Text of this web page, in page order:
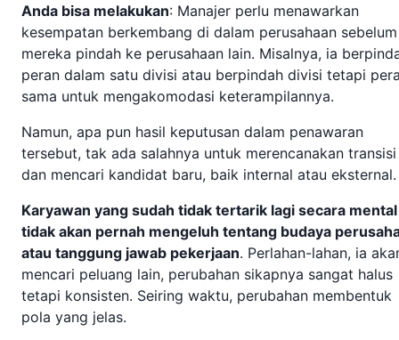
Anda bisa melakukan: Manajer perlu menawarkan
kesempatan berkembang di dalam perusahaan sebelum
mereka pindah ke perusahaan lain. Misalnya, ia
peran dalam satu divisi atau berpindah divisi tetapi
sama untuk mengakomodasi keterampilannya.
Namun, apa pun hasil keputusan dalam penawaran
tersebut, tak ada salahnya untuk merencanakan transisi
dan mencari kandidat baru, baik internal atau
Karyawan yang sudah tidak tertarik lagi secara mental
tidak akan pernah mengeluh tentang budaya
atau tanggung jawab pekerjaan. Perlahan-lahan, ia
mencari peluang lain, perubahan sikapnya sangat halus
tetapi konsisten. Seiring waktu, perubahan membentuk
pola yang jelas.